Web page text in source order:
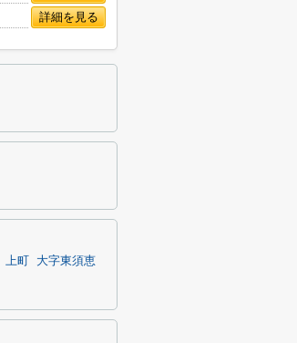
詳細を見る
上町
大字東須恵